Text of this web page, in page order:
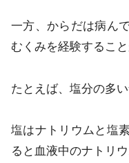
一方、からだは病ん
むくみを経験すること
たとえば、塩分の多
塩はナトリウムと塩
ると血液中のナトリ